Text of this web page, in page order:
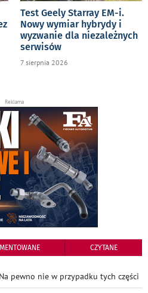
Test Geely Starray EM-i.
Nowy wymiar hybrydy i
wyzwanie dla niezależnych
serwisów
7 sierpnia 2026
Reklama
CZYTANE
pewno nie w przypadku tych części